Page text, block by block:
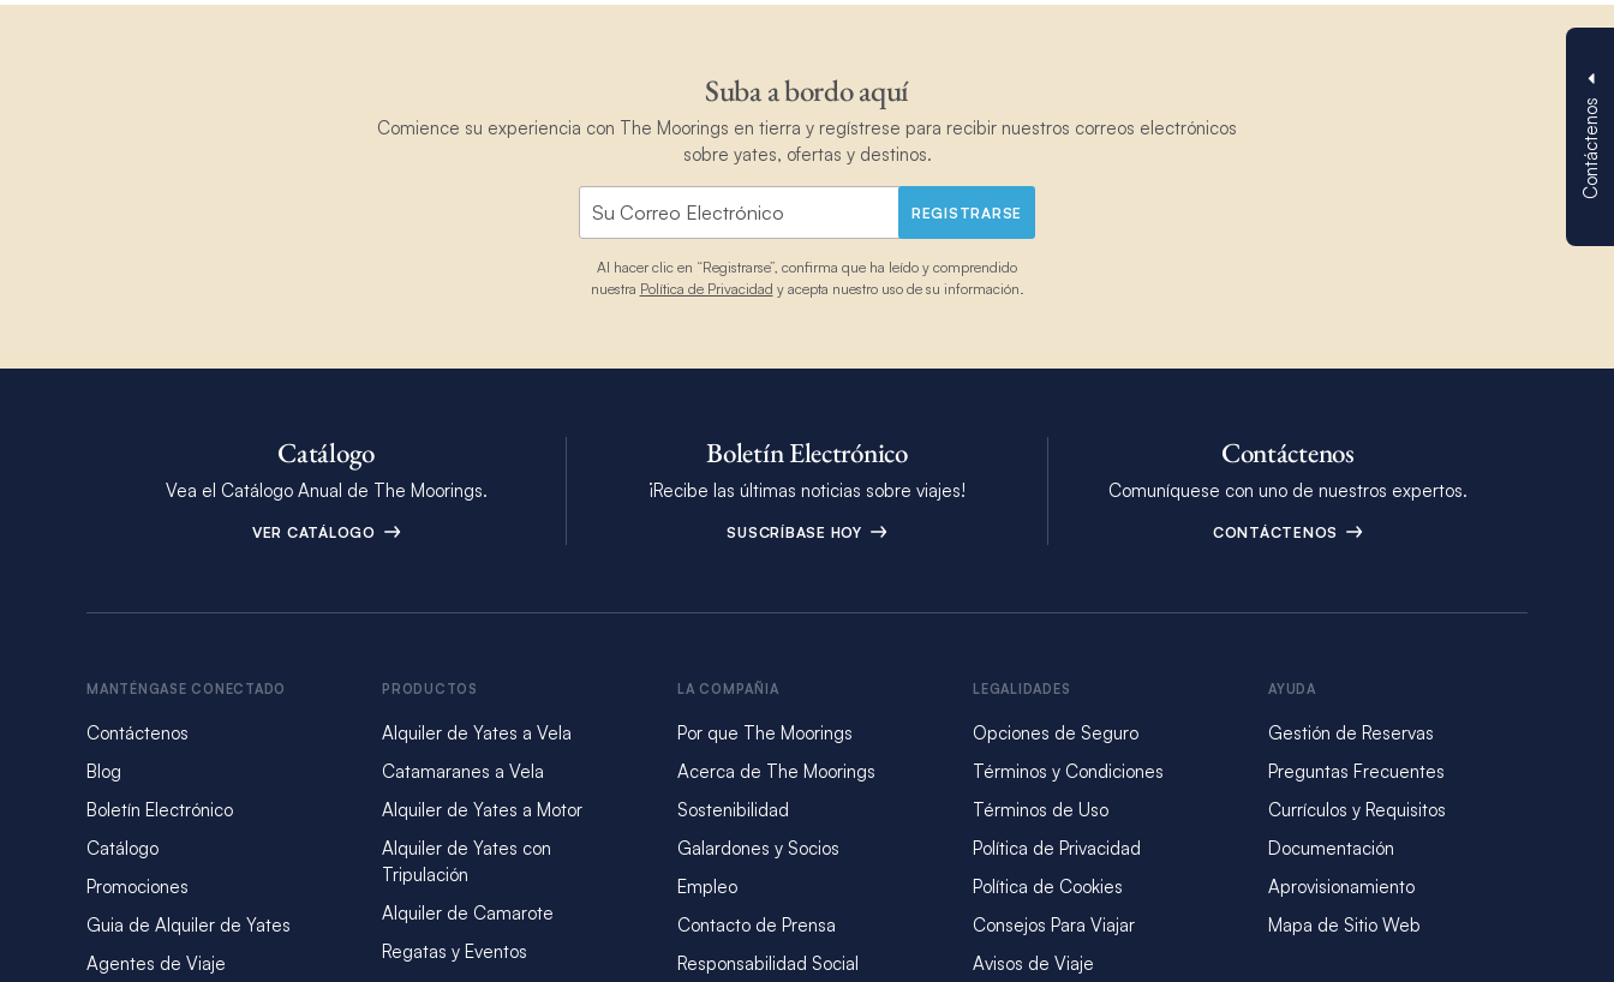
Contáctenos
Suba a bordo aquí
Comience su experiencia con The Moorings en tierra y regístrese para recibir nuestros correos electrónicos
sobre yates, ofertas y destinos.
REGISTRARSE
Al hacer clic en “Registrarse”, confirma que ha leído y comprendido
nuestra Política de Privacidad y acepta nuestro uso de su información.
Catálogo
Vea el Catálogo Anual de The Moorings.
VER CATÁLOGO
Boletín Electrónico
¡Recibe las últimas noticias sobre viajes!
SUSCRÍBASE HOY
Contáctenos
Comuníquese con uno de nuestros expertos.
CONTÁCTENOS
MANTÉNGASE CONECTADO
Contáctenos
Blog
Boletín Electrónico
Catálogo
Promociones
Guia de Alquiler de Yates
Agentes de Viaje
PRODUCTOS
Alquiler de Yates a Vela
Catamaranes a Vela
Alquiler de Yates a Motor
Alquiler de Yates con
Tripulación
Alquiler de Camarote
Regatas y Eventos
LA COMPAÑIA
Por que The Moorings
Acerca de The Moorings
Sostenibilidad
Galardones y Socios
Empleo
Contacto de Prensa
Responsabilidad Social
LEGALIDADES
Opciones de Seguro
Términos y Condiciones
Términos de Uso
Política de Privacidad
Política de Cookies
Consejos Para Viajar
Avisos de Viaje
AYUDA
Gestión de Reservas
Preguntas Frecuentes
Currículos y Requisitos
Documentación
Aprovisionamiento
Mapa de Sitio Web